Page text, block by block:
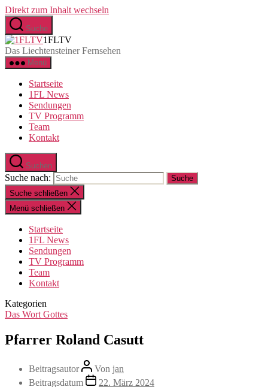
Direkt zum Inhalt wechseln
Suche
1FLTV
Das Liechtensteiner Fernsehen
Menü
Startseite
1FL News
Sendungen
TV Programm
Team
Kontakt
Suchen
Suche nach:
Suche schließen
Menü schließen
Startseite
1FL News
Sendungen
TV Programm
Team
Kontakt
Kategorien
Das Wort Gottes
Pfarrer Roland Casutt
Beitragsautor Von jan
Beitragsdatum
22. März 2024